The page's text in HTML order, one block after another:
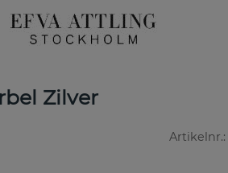
Zilver
Artikelnr.: